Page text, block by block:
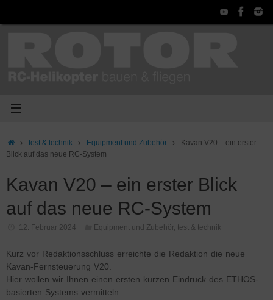
Starttest & technik Equipment und Zubehör
Kavan V20 – ein erster
Blick auf das neue RC-System
Kavan V20 – ein erster Blick
auf das neue RC-System
12. Februar 2024 Equipment und Zubehör, test & technik
Kurz vor Redaktionsschluss erreichte die Redaktion die neue
Kavan-Fernsteuerung V20.
Hier wollen wir Ihnen einen ersten kurzen Eindruck des ETHOS-
basierten Systems vermitteln.